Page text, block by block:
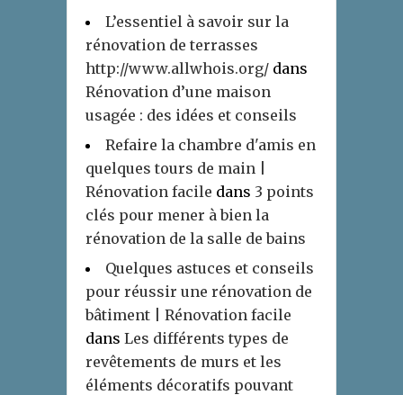
L’essentiel à savoir sur la
rénovation de terrasses
http://www.allwhois.org/ dans
Rénovation d’une maison
usagée : des idées et conseils
Refaire la chambre d'amis en
quelques tours de main |
Rénovation facile dans 3 points
clés pour mener à bien la
rénovation de la salle de bains
Quelques astuces et conseils
pour réussir une rénovation de
bâtiment | Rénovation facile
dans Les différents types de
revêtements de murs et les
éléments décoratifs pouvant